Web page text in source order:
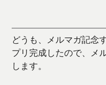
どうも、メルマガ記念
プリ完成したので、メ
します。